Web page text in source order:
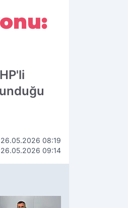
26.05.2026 08:19
26.05.2026 09:14